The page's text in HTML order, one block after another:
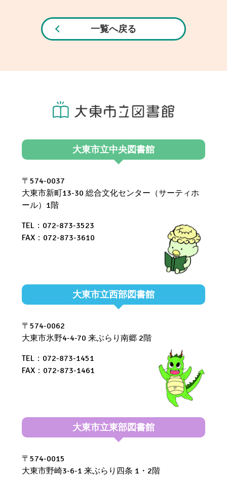
一覧へ戻る
大東市立中央図書館
〒574-0037
大東市新町13-30 総合文化センター（サーティホ
ール）1階
TEL：072-873-3523
FAX：072-873-3610
大東市立西部図書館
〒574-0062
大東市氷野4-4-70 来ぶらり南郷 2階
TEL：072-873-1451
FAX：072-873-1461
大東市立東部図書館
〒574-0015
大東市野崎3-6-1 来ぶらり四条 1・2階